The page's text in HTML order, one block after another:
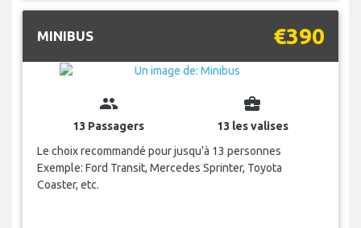
MINIBUS €390
group
13 Passagers
business_center
13 les valises
Le choix recommandé pour jusqu'à 13 personnes
Exemple: Ford Transit, Mercedes Sprinter, Toyota
Coaster, etc.